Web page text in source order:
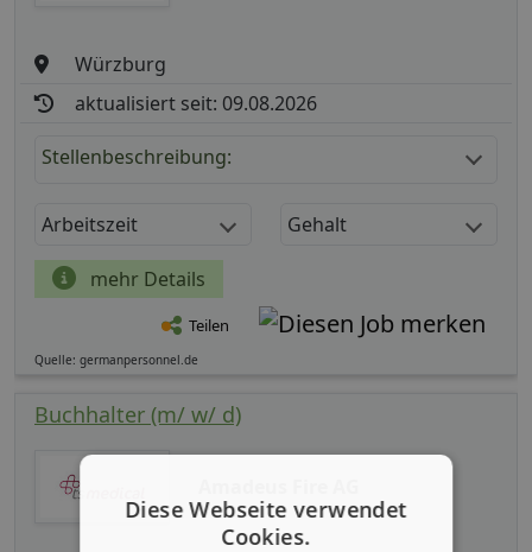
Würzburg
aktualisiert seit: 09.08.2026
Stellenbeschreibung:
Arbeitszeit Gehalt
mehr Details
Teilen
Quelle: germanpersonnel.de
Buchhalter (m/ w/ d)
Diese Webseite verwendet
Cookies.